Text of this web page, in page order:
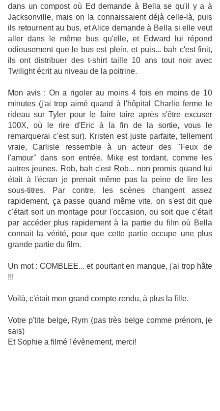
dans un compost où Ed demande à Bella se qu'il y a à
Jacksonville, mais on la connaissaient déjà celle-là, puis
ils retournent au bus, et Alice demande à Bella si elle veut
aller dans le même bus qu'elle, et Edward lui répond
odieusement que le bus est plein, et puis... bah c'est finit,
ils ont distribuer des t-shirt taille 10 ans tout noir avec
Twilight écrit au niveau de la poitrine.
Mon avis : On a rigoler au moins 4 fois en moins de 10
minutes (j'ai trop aimé quand à l'hôpital Charlie ferme le
rideau sur Tyler pour le faire taire après s'être excuser
100X, où le rire d'Eric à la fin de la sortie, vous le
remarquerai c'est sur). Kristen est juste parfaite, tellement
vraie, Carlisle ressemble à un acteur des "Feux de
l'amour" dans son entrée, Mike est tordant, comme les
autres jeunes. Rob, bah c'est Rob... non promis quand lui
était à l'écran je prenait même pas la peine de lire les
sous-titres. Par contre, les scènes changent assez
rapidement, ça passe quand même vite, on s'est dit que
c'était soit un montage pour l'occasion, ou soit que c'était
par accéder plus rapidement à la partie du film où Bella
connait la vérité, pour que cette partie occupe une plus
grande partie du film.
Un mot : COMBLEE... et pourtant en manque, j'ai trop hâte
!!!
Voilà, c'était mon grand compte-rendu, à plus la fille.
Votre p'tite belge, Rym (pas très belge comme prénom, je
sais)
Et Sophie a filmé l'évènement, merci!